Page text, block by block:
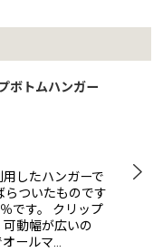
ボトムハンガー
用したハンガーで
らついたものです
です。 クリップ
動幅が広いの
ールマ…